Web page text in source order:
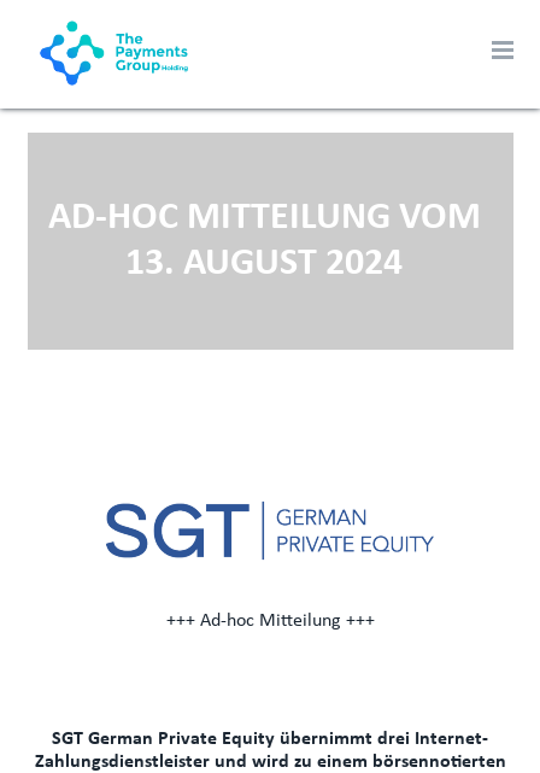
AD-HOC MITTEILUNG VOM
13. AUGUST 2024
+++ Ad-hoc Mitteilung +++
SGT German Private Equity übernimmt drei Internet-
Zahlungsdienstleister und wird zu einem börsennotierten